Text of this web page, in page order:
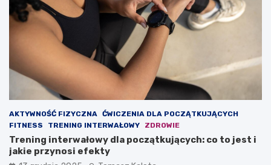
ć
m
m
n
i
o
w
u
i
AKTYWNOŚĆ FIZYCZNA ĆWICZENIA DLA POCZĄTKUJĄCYCH
FITNESS
TRENING INTERWAŁOWY ZDROWIE
Trening interwałowy dla początkujących: co to jest i
jakie przynosi efekty